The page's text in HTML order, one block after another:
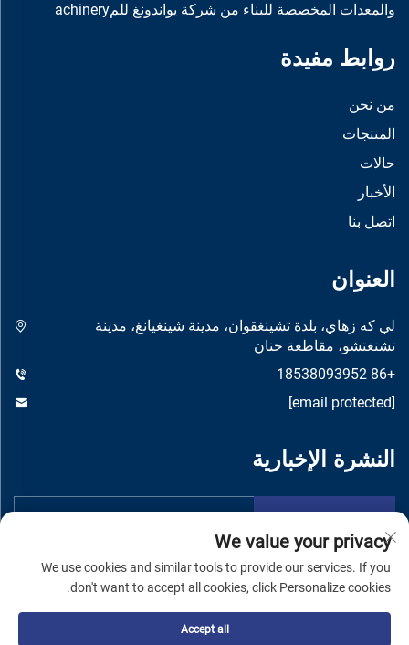
والمعدات المخصصة للبناء من شركة يواندونغ للمachinery
روابط مفيدة
من نحن
المنتجات
حالات
الأخبار
اتصل بنا
العنوان
لي كه زهاي، بلدة تشينغقوان، مدينة شينغيانغ، مدينة
تشنغتشو، مقاطعة خنان
+86 18538093952
[email protected]
النشرة الإخبارية
We value your privacy
We use cookies and similar tools to provide our services. If you
don't want to accept all cookies, click Personalize cookies.
Accept all